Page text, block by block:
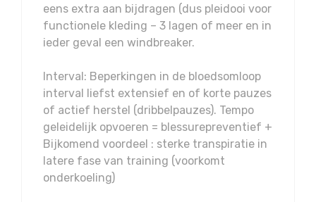
eens extra aan bijdragen (dus pleidooi voor
functionele kleding – 3 lagen of meer en in
ieder geval een windbreaker.
Interval: Beperkingen in de bloedsomloop
interval liefst extensief en of korte pauzes
of actief herstel (dribbelpauzes). Tempo
geleidelijk opvoeren = blessurepreventief +
Bijkomend voordeel : sterke transpiratie in
latere fase van training (voorkomt
onderkoeling)